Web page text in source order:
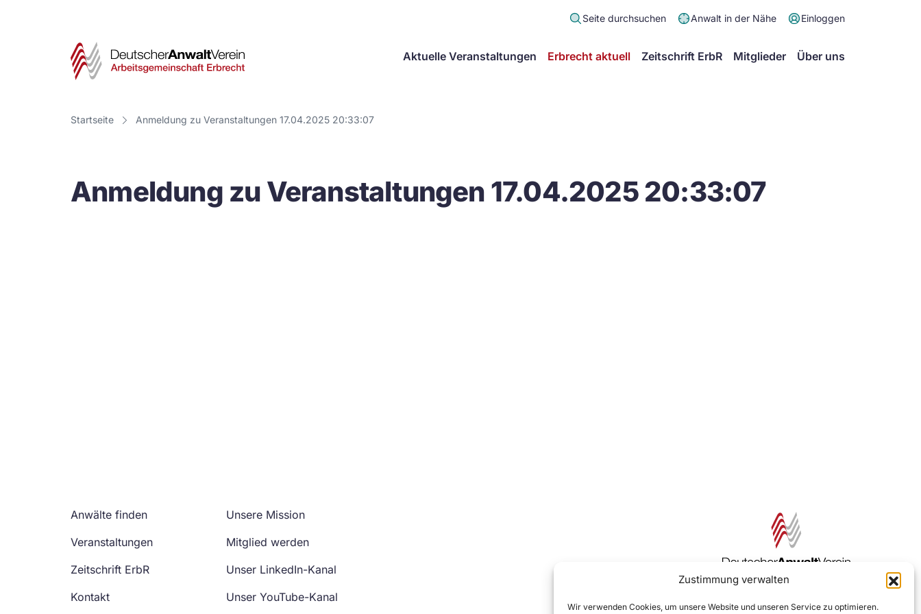
Zustimmung verwalten
Wir verwenden Cookies, um unsere Website und unseren Service zu optimieren.
Seite durchsuchen Anwalt in der Nähe Einloggen
Deutscher
Verein
Arbeitsgemeinschaft
Aktuelle Veranstaltungen Erbrecht aktuell Zeitschrift ErbR Mitglieder Über uns
Startseite Anmeldung zu Veranstaltungen 17.04.2025 20:33:07
Anmeldung zu Veranstaltungen 17.04.2025 20:33:07
Anwälte finden
Veranstaltungen
Zeitschrift ErbR
Kontakt
Unsere Mission
Mitglied werden
Unser LinkedIn-Kanal
Unser YouTube-Kanal
Zur DAV Webseite